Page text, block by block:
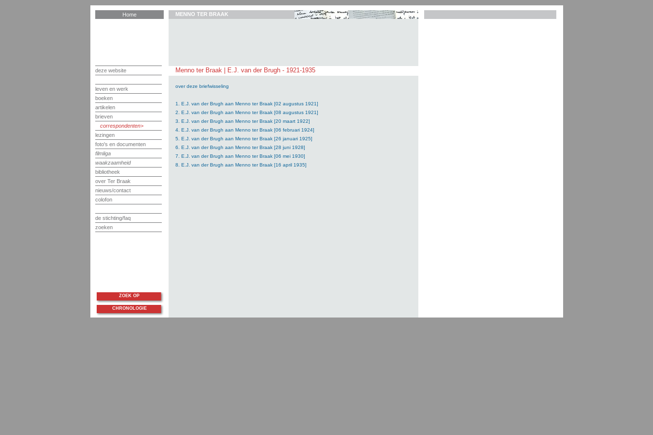
Home
deze website
leven en werk
boeken
artikelen
brieven
correspondenten
lezingen
foto's en documenten
filmliga
waakzaamheid
bibliotheek
over Ter Braak
nieuws/contact
colofon
de stichting/faq
zoeken
MENNO TER BRAAK
Menno ter Braak | E.J. van der Brugh - 1921-1935
over deze briefwisseling
1. E.J. van der Brugh aan Menno ter Braak [02 augustus 1921]
2. E.J. van der Brugh aan Menno ter Braak [08 augustus 1921]
3. E.J. van der Brugh aan Menno ter Braak [20 maart 1922]
4. E.J. van der Brugh aan Menno ter Braak [06 februari 1924]
5. E.J. van der Brugh aan Menno ter Braak [26 januari 1925]
6. E.J. van der Brugh aan Menno ter Braak [28 juni 1928]
7. E.J. van der Brugh aan Menno ter Braak [06 mei 1930]
8. E.J. van der Brugh aan Menno ter Braak [16 april 1935]
ZOEK OP
CHRONOLOGIE